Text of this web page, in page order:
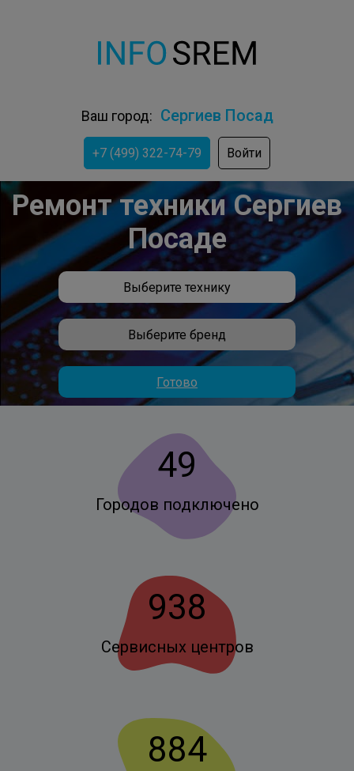
Ваш город: Сергиев Посад
+7 (499) 322-74-79 Войти
Ремонт техники Сергиев
Посаде
Выберите технику
Выберите бренд
Готово
49
Городов подключено
938
Сервисных центров
884